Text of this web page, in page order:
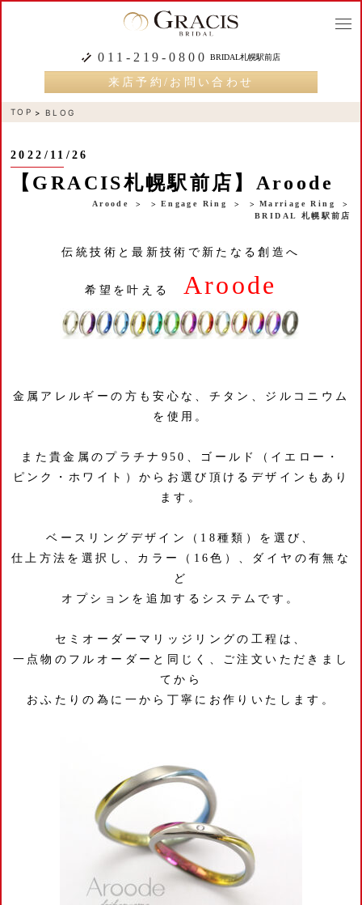
011-219-0800 BRIDAL札幌駅前店
来店予約/お問い合わせ
TOP BLOG
2022/11/26
【GRACIS札幌駅前店】Aroode
Aroode Engage Ring
Marriage Ring
BRIDAL 札幌駅前店
伝統技術と最新技術で新たなる創造へ
希望を叶える Aroode
金属アレルギーの方も安心な、チタン、ジルコニウム
を使用。
また貴金属のプラチナ950、ゴールド（イエロー・
ピンク・ホワイト）からお選び頂けるデザインもあり
ます。
ベースリングデザイン（18種類）を選び、
仕上方法を選択し、カラー（16色）、ダイヤの有無な
ど
オプションを追加するシステムです。
セミオーダーマリッジリングの工程は、
一点物のフルオーダーと同じく、ご注文いただきまし
てから
おふたりの為に一から丁寧にお作りいたします。